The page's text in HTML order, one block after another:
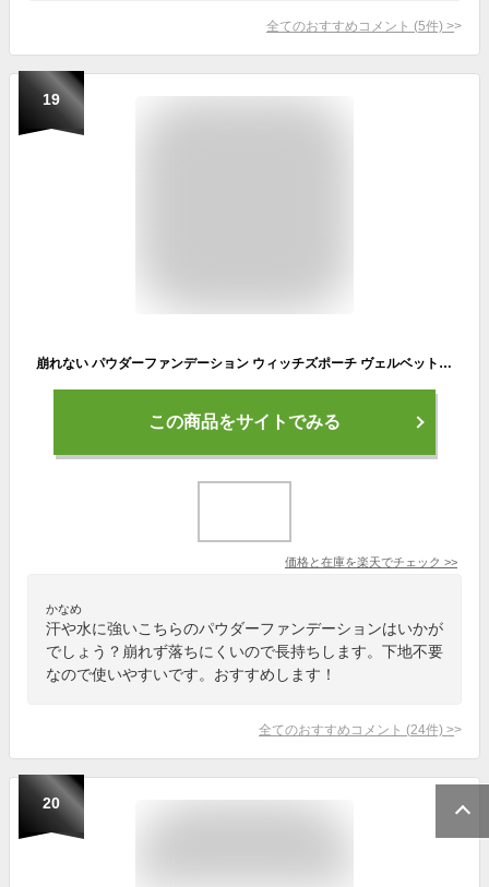
全てのおすすめコメント (5件) >
19
崩れない パウダーファンデーション ウィッチズポーチ ヴェルベットトゥーウェイケーキ パフ付 12g ウォータープルーフ パウダー ファンデーション 下地不要 カバー力 ミネラル マスクにつかない ミニ サイズ 韓国コスメ 化粧品 長持ち 落ちにくい
この商品をサイトでみる
価格と在庫を楽天でチェック >>
かなめ
汗や水に強いこちらのパウダーファンデーションはいかが
でしょう？崩れず落ちにくいので長持ちします。下地不要
なので使いやすいです。おすすめします！
全てのおすすめコメント (24件) >
20